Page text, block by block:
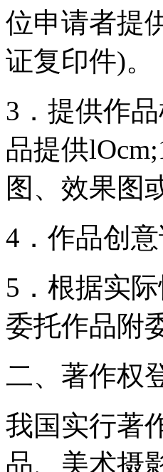
位申请者提
证复印件
3．提供作
品提供
图、效果
4．作品创
5．根据实
委托作品附
二、著作权
我国实行著
品、美术摄